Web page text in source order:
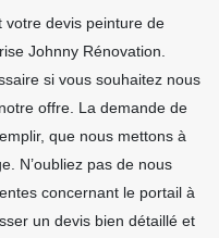
votre devis peinture de
Johnny Rénovation.
si vous souhaitez nous
offre. La demande de
que nous mettons à
N’oubliez pas de nous
concernant le portail à
un devis bien détaillé et